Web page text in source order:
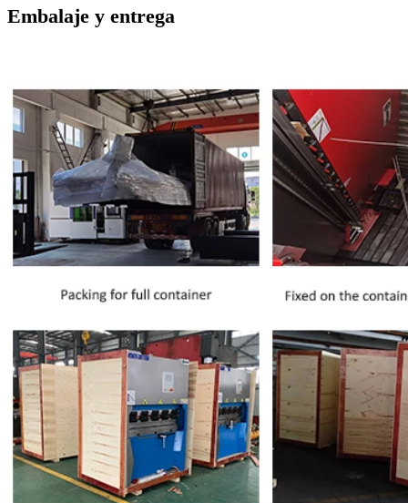
Embalaje y entrega